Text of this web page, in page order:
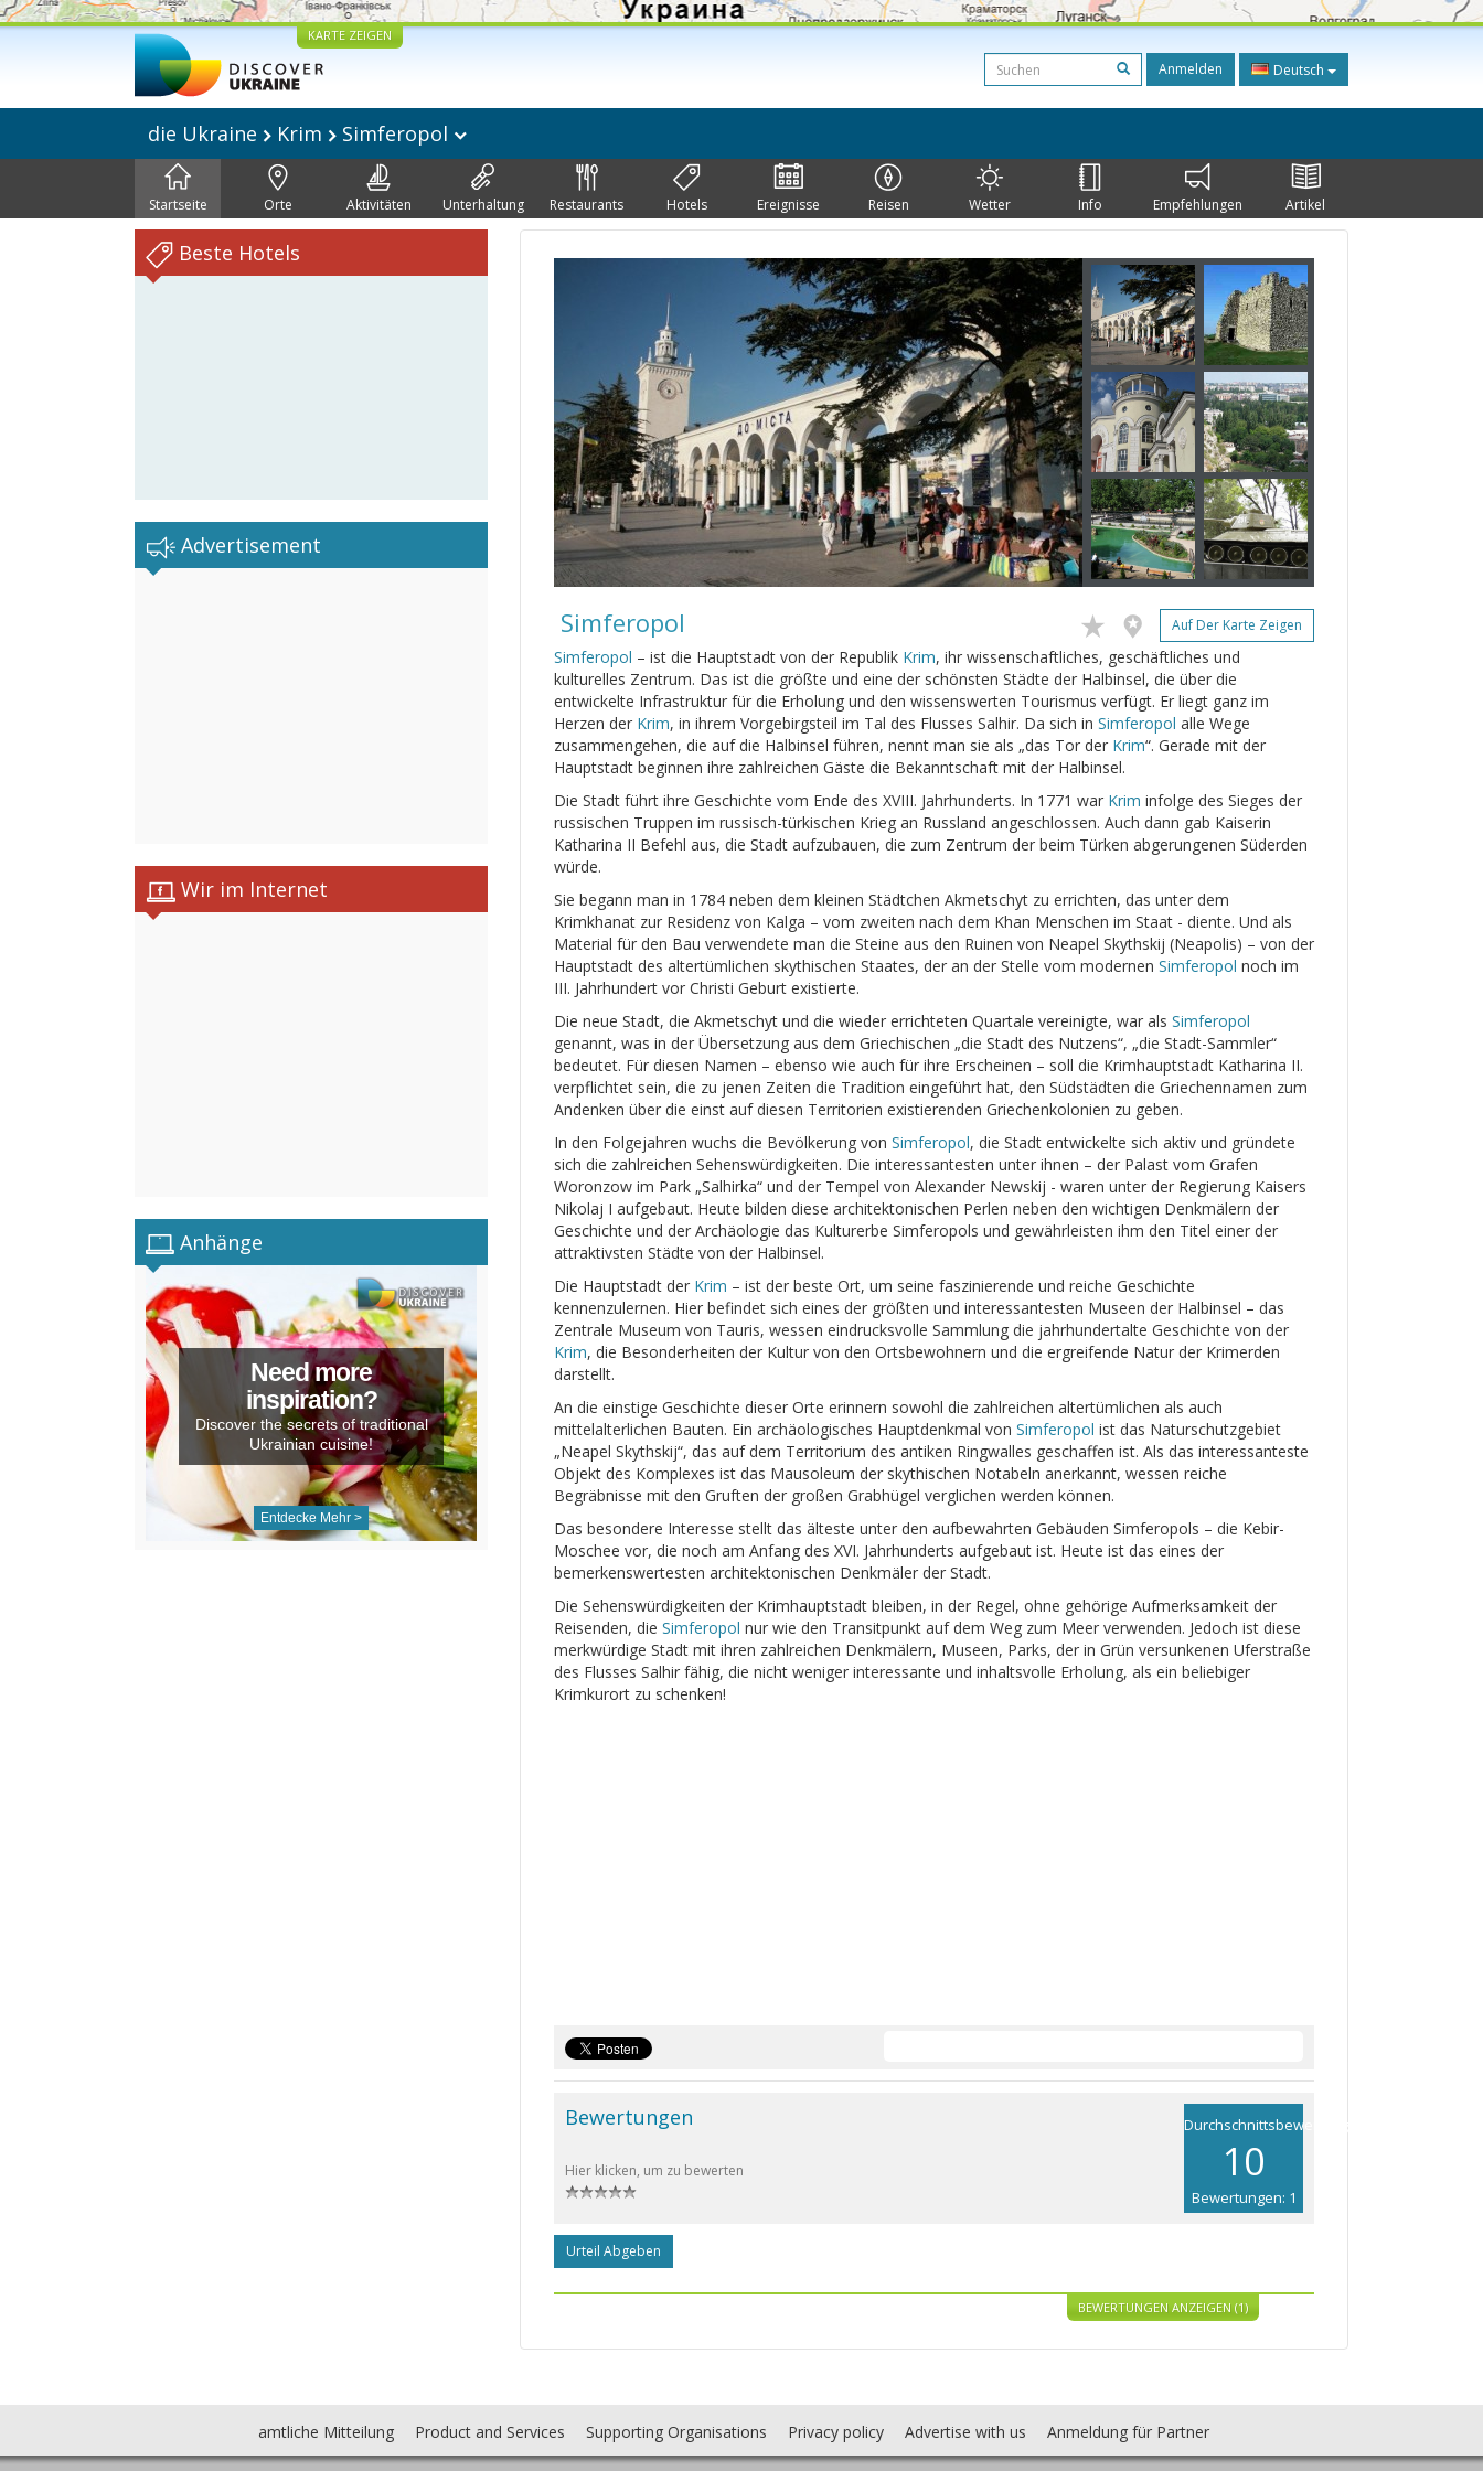
KARTE ZEIGEN
Anmelden Deutsch
die Ukraine Krim Simferopol
Startseite Orte Aktivitäten Unterhaltung Restaurants Hotels Ereignisse Reisen Wetter Info Empfehlungen Artikel
Beste Hotels
Advertisement
Wir im Internet
Anhänge
Need more
inspiration?
Discover the secrets of traditional
Ukrainian cuisine!
Entdecke Mehr >
Simferopol Auf Der Karte Zeigen
Simferopol – ist die Hauptstadt von der Republik Krim, ihr wissenschaftliches, geschäftliches und
kulturelles Zentrum. Das ist die größte und eine der schönsten Städte der Halbinsel, die über die
entwickelte Infrastruktur für die Erholung und den wissenswerten Tourismus verfügt. Er liegt ganz im
Herzen der Krim, in ihrem Vorgebirgsteil im Tal des Flusses Salhir. Da sich in Simferopol alle Wege
zusammengehen, die auf die Halbinsel führen, nennt man sie als „das Tor der Krim“. Gerade mit der
Hauptstadt beginnen ihre zahlreichen Gäste die Bekanntschaft mit der Halbinsel.
Die Stadt führt ihre Geschichte vom Ende des XVIII. Jahrhunderts. In 1771 war Krim infolge des Sieges der
russischen Truppen im russisch-türkischen Krieg an Russland angeschlossen. Auch dann gab Kaiserin
Katharina II Befehl aus, die Stadt aufzubauen, die zum Zentrum der beim Türken abgerungenen Süderden
würde.
Sie begann man in 1784 neben dem kleinen Städtchen Akmetschyt zu errichten, das unter dem
Krimkhanat zur Residenz von Kalga – vom zweiten nach dem Khan Menschen im Staat - diente. Und als
Material für den Bau verwendete man die Steine aus den Ruinen von Neapel Skythskij (Neapolis) – von der
Hauptstadt des altertümlichen skythischen Staates, der an der Stelle vom modernen Simferopol noch im
III. Jahrhundert vor Christi Geburt existierte.
Die neue Stadt, die Akmetschyt und die wieder errichteten Quartale vereinigte, war als Simferopol
genannt, was in der Übersetzung aus dem Griechischen „die Stadt des Nutzens“, „die Stadt-Sammler“
bedeutet. Für diesen Namen – ebenso wie auch für ihre Erscheinen – soll die Krimhauptstadt Katharina II.
verpflichtet sein, die zu jenen Zeiten die Tradition eingeführt hat, den Südstädten die Griechennamen zum
Andenken über die einst auf diesen Territorien existierenden Griechenkolonien zu geben.
In den Folgejahren wuchs die Bevölkerung von Simferopol, die Stadt entwickelte sich aktiv und gründete
sich die zahlreichen Sehenswürdigkeiten. Die interessantesten unter ihnen – der Palast vom Grafen
Woronzow im Park „Salhirka“ und der Tempel von Alexander Newskij - waren unter der Regierung Kaisers
Nikolaj I aufgebaut. Heute bilden diese architektonischen Perlen neben den wichtigen Denkmälern der
Geschichte und der Archäologie das Kulturerbe Simferopols und gewährleisten ihm den Titel einer der
attraktivsten Städte von der Halbinsel.
Die Hauptstadt der Krim – ist der beste Ort, um seine faszinierende und reiche Geschichte
kennenzulernen. Hier befindet sich eines der größten und interessantesten Museen der Halbinsel – das
Zentrale Museum von Tauris, wessen eindrucksvolle Sammlung die jahrhundertalte Geschichte von der
Krim, die Besonderheiten der Kultur von den Ortsbewohnern und die ergreifende Natur der Krimerden
darstellt.
An die einstige Geschichte dieser Orte erinnern sowohl die zahlreichen altertümlichen als auch
mittelalterlichen Bauten. Ein archäologisches Hauptdenkmal von Simferopol ist das Naturschutzgebiet
„Neapel Skythskij“, das auf dem Territorium des antiken Ringwalles geschaffen ist. Als das interessanteste
Objekt des Komplexes ist das Mausoleum der skythischen Notabeln anerkannt, wessen reiche
Begräbnisse mit den Gruften der großen Grabhügel verglichen werden können.
Das besondere Interesse stellt das älteste unter den aufbewahrten Gebäuden Simferopols – die Kebir-
Moschee vor, die noch am Anfang des XVI. Jahrhunderts aufgebaut ist. Heute ist das eines der
bemerkenswertesten architektonischen Denkmäler der Stadt.
Die Sehenswürdigkeiten der Krimhauptstadt bleiben, in der Regel, ohne gehörige Aufmerksamkeit der
Reisenden, die Simferopol nur wie den Transitpunkt auf dem Weg zum Meer verwenden. Jedoch ist diese
merkwürdige Stadt mit ihren zahlreichen Denkmälern, Museen, Parks, der in Grün versunkenen Uferstraße
des Flusses Salhir fähig, die nicht weniger interessante und inhaltsvolle Erholung, als ein beliebiger
Krimkurort zu schenken!
Durchschnittsbewertung
10
Bewertungen: 1
Bewertungen
Hier klicken, um zu bewerten
Urteil Abgeben
BEWERTUNGEN ANZEIGEN (1)
amtliche Mitteilung Product and Services Supporting Organisations Privacy policy Advertise with us Anmeldung für Partner